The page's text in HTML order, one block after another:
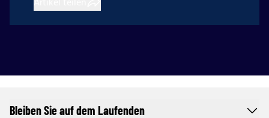
Bleiben Sie auf dem Laufenden